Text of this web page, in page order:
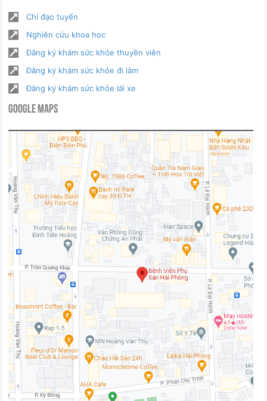
Chỉ đạo tuyến
Nghiên cứu khoa học
Đăng ký khám sức khỏe thuyền viên
Đăng ký khám sức khỏe đi làm
Đăng ký khám sức khỏe lái xe
Google Maps